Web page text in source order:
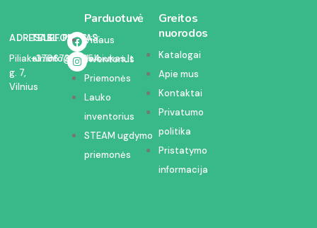
ADRESAS:
Piliakalnio
g. 7,
Vilnius
TELEFONAS:
+37067350054
EL. PAŠTAS:
info@kodelciukas.lt
Parduotuvė
Vidaus
inventorius
Priemonės
Lauko
inventorius
STEAM ugdymo
priemonės
Greitos
nuorodos
Katalogai
Apie mus
Kontaktai
Privatumo
politika
Pristatymo
informacija